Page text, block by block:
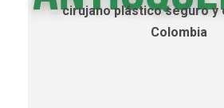
cirujano plástico seguro y
Colombia